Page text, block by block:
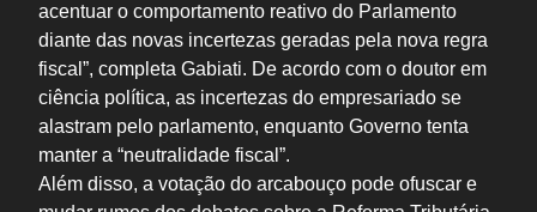
acentuar o comportamento reativo do Parlamento
diante das novas incertezas geradas pela nova regra
fiscal”, completa Gabiati. De acordo com o doutor em
ciência política, as incertezas do empresariado se
alastram pelo parlamento, enquanto Governo tenta
manter a “neutralidade fiscal”.
Além disso, a votação do arcabouço pode ofuscar e